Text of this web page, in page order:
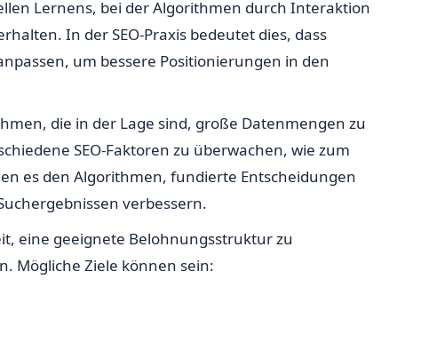
Lernens, bei der Algorithmen durch Interaktion
In der SEO-Praxis bedeutet dies, dass
um bessere Positionierungen in den
die in der Lage sind, große Datenmengen zu
SEO-Faktoren zu überwachen, wie zum
es den Algorithmen, fundierte Entscheidungen
verbessern.
eine geeignete Belohnungsstruktur zu
Mögliche Ziele können sein: